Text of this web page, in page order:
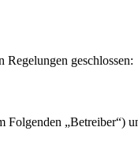
geschlossen:
„Betreiber“)